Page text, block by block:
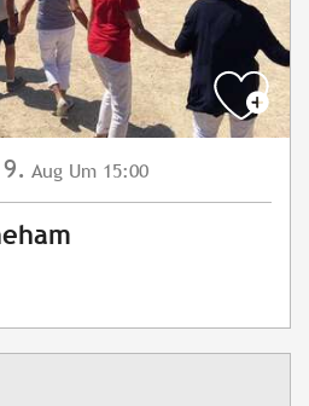
9. Aug Um 15:00